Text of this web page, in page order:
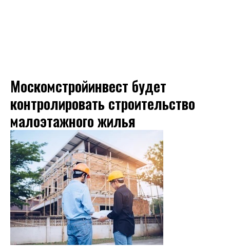
Москомстройинвест будет
контролировать строительство
малоэтажного жилья